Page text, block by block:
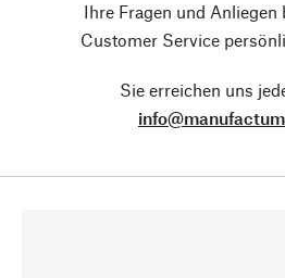
Ihre Fragen und Anliegen
Customer Service
Sie erreichen uns